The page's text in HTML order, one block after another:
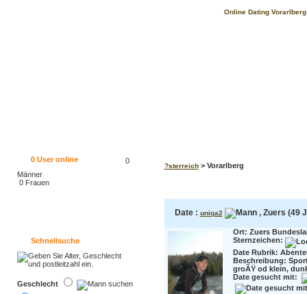
Online Dating
0User online
0
Männer
0 Frauen
Schnellsuche
Geschlecht
?sterreich> Vorarlberg
Date : uniqa2 , Zuers (49
Ort: Zuers
Sternzeichen:
Date Rubrik:
Beschreibung:
groÃŸ od klein,
Date gesucht mit: